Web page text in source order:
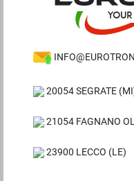
20054 SEGRATE
21054 FAGNANO
23900 LECCO (LE)